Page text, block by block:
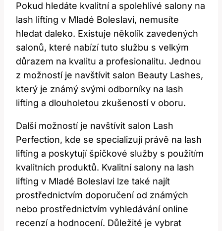
Pokud hledáte kvalitní a spolehlivé salony na
lash lifting v Mladé⁢ Boleslavi, nemusíte
hledat daleko. Existuje několik ‌zavedených
salonů, které nabízí ⁤tuto ​službu s velkým
důrazem na kvalitu a profesionalitu. Jednou
z⁤ možností je navštívit salon ‍Beauty Lashes,⁤
který je‌ známý svými ⁢odborníky na lash⁤
lifting a dlouholetou ​zkušeností v oboru.
Další možností je navštívit salon Lash
‍Perfection, kde se specializují právě na lash
lifting a poskytují špičkové služby s použitím
kvalitních produktů.⁢ Kvalitní salony na lash
lifting v Mladé Boleslavi lze také ⁣najít‍
prostřednictvím ⁣doporučení⁤ od ​známých
nebo prostřednictvím vyhledávání online
recenzí⁣ a hodnocení.‍ Důležité je ‌vybrat